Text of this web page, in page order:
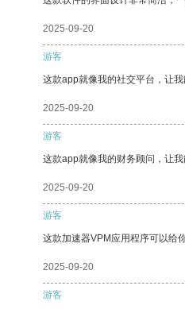
2025-09-20
游客
这款app就像我的社交平台，让
2025-09-20
游客
这款app就像我的财务顾问，让我
2025-09-20
游客
这款加速器VPM应用程序可以给
2025-09-20
游客